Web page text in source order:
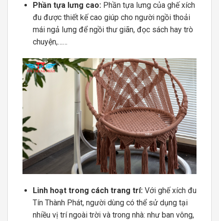
Phần tựa lưng cao: Phần tựa lưng của ghế xích
đu được thiết kế cao giúp cho người ngồi thoải
mái ngả lưng để ngồi thư giãn, đọc sách hay trò
chuyện,……
Linh hoạt trong cách trang trí:Với ghế xích đu
Tín Thành Phát, người dùng có thể sử dụng tại
nhiều vị trí ngoài trời và trong nhà: như ban vông,